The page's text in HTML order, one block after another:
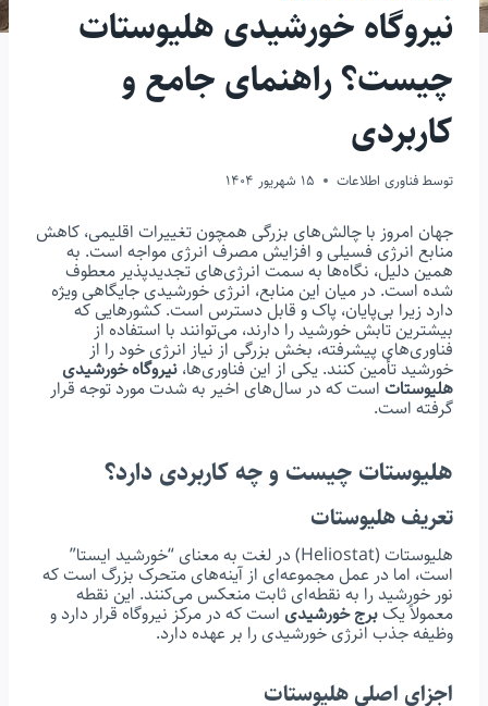
نیروگاه خورشیدی هلیوستات
چیست؟ راهنمای جامع و
کاربردی
توسط فناوری اطلاعات 15 شهریور 1404
جهان امروز با چالش‌های بزرگی همچون تغییرات اقلیمی، کاهش
منابع انرژی فسیلی و افزایش مصرف انرژی مواجه است. به
همین دلیل، نگاه‌ها به سمت انرژی‌های تجدیدپذیر معطوف
شده است. در میان این منابع، انرژی خورشیدی جایگاهی ویژه
دارد زیرا بی‌پایان، پاک و قابل دسترس است. کشورهایی که
بیشترین تابش خورشید را دارند، می‌توانند با استفاده از
فناوری‌های پیشرفته، بخش بزرگی از نیاز انرژی خود را از
خورشید تأمین کنند. یکی از این فناوری‌ها، نیروگاه خورشیدی
هلیوستات است که در سال‌های اخیر به شدت مورد توجه قرار
گرفته است.
هلیوستات چیست و چه کاربردی دارد؟
تعریف هلیوستات
هلیوستات (Heliostat) در لغت به معنای “خورشید ایستا”
است، اما در عمل مجموعه‌ای از آینه‌های متحرک بزرگ است که
نور خورشید را به نقطه‌ای ثابت منعکس می‌کنند. این نقطه
معمولاً یکبرج خورشیدی است که در مرکز نیروگاه قرار دارد و
وظیفه جذب انرژی خورشیدی را بر عهده دارد.
اجزای اصلی هلیوستات